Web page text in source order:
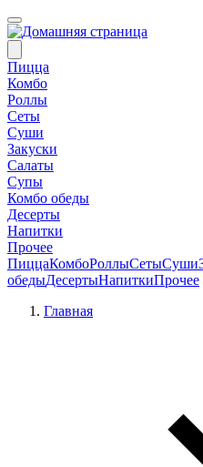
Пицца
Комбо
Роллы
Сеты
Суши
Закуски
Салаты
Супы
Комбо обеды
Десерты
Напитки
Прочее
ПиццаКомбоРоллыСетыСуши
обедыДесертыНапиткиПрочее
Главная